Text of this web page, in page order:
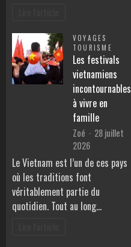
VOYAGES
TOURISME
Les festivals
vietnamiens
incontournables
à vivre en
famille
Zoé
28 juillet
2026
Le Vietnam est l’un de ces pays
où les traditions font
véritablement partie du
quotidien. Tout au long…